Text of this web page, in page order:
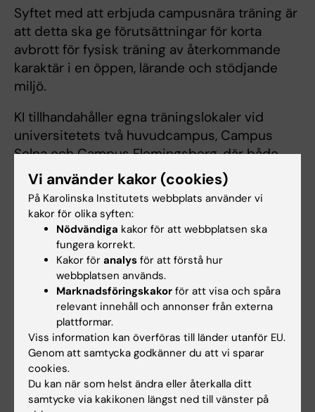
Syftet med att erbjuda campusnära träning är
att detta ska ge förutsättningar för korta
avbrott för fysisk träning av återkommande
karaktär i en öppen, lärande och stödjande
miljö.
KI tillhandahåller egna träningslokaler vid
universitetets två huvudcampus, Campus
Solna och Campus Flemingsberg, där både
anställda och studenter kan träna själv eller
delta i olika ledarledda pass, workshops och
utbildningar.
För tillgång till campusnära lokaler gäller
följande:
Enbart anställda, anknutna (inbegripet
stipendiater) och studenter vid KI har
tillgång till lokalerna.
Anställda, anknutna (inbegripet
stipendiater) och studenter måste kunna
uppvisa giltigt passerkort med foto för att
få vistas i dessa lokaler och i övrigt följa
Vi använder kakor (cookies)
På Karolinska Institutets webbplats använder vi
kakor för olika syften:
Nödvändiga kakor för att webbplatsen ska
fungera korrekt.
Kakor för analys för att förstå hur
webbplatsen används.
Marknadsföringskakor för att visa och spåra
relevant innehåll och annonser från externa
plattformar.
Viss information kan överföras till länder utanför EU.
Genom att samtycka godkänner du att vi sparar
cookies.
Du kan när som helst ändra eller återkalla ditt
samtycke via kakikonen längst ned till vänster på